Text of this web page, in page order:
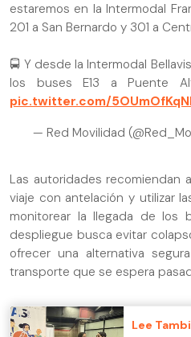
estaremos en la Intermodal
201 a San Bernardo y 301 a
🚍 Y desde la Intermodal
los buses E13 a Puente
pic.twitter.com/
— Red Movilidad
Las autoridades recomiendan
viaje con antelación y utilizar
monitorear la llegada de los
despliegue busca evitar
ofrecer una alternativa
transporte que se espera
Lee